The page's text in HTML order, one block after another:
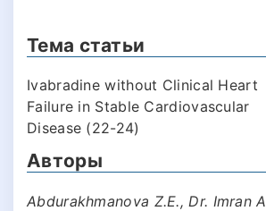
Тема статьи
Ivabradine without Clinical Heart
Failure in Stable Cardiovascular
Disease (22-24)
Авторы
Abdurakhmanova Z.E., Dr. Imran